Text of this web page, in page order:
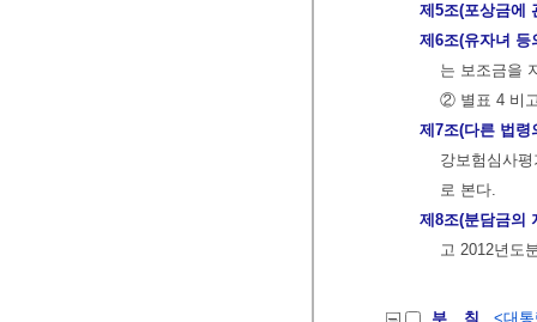
제5조(포상금에
제6조(유자녀 등
는 보조금을
② 별표 4 비
제7조(다른 법령
강보험심사
로 본다.
제8조(분담금의
고 2012년도
부 칙
<대